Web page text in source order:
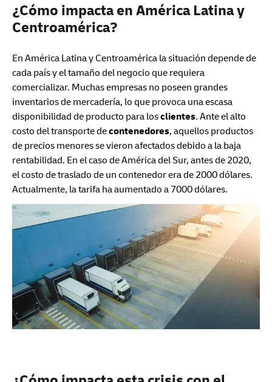
¿Cómo impacta en América Latina y
Centroamérica?
En América Latina y Centroamérica la situación depende de
cada país y el tamaño del negocio que requiera
comercializar. Muchas empresas no poseen grandes
inventarios de mercadería, lo que provoca una escasa
disponibilidad de producto para losclientes. Ante el alto
costo del transporte decontenedores, aquellos productos
de precios menores se vieron afectados debido a la baja
rentabilidad. En el caso de América del Sur, antes de 2020,
el costo de traslado de un contenedor era de 2000 dólares.
Actualmente, la tarifa ha aumentado a 7000 dólares.